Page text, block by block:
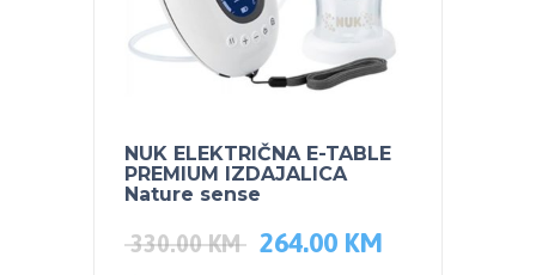
NUK ELEKTRIČNA E-TABLE
PREMIUM IZDAJALICA
Nature sense
330.00KM 264.00 KM